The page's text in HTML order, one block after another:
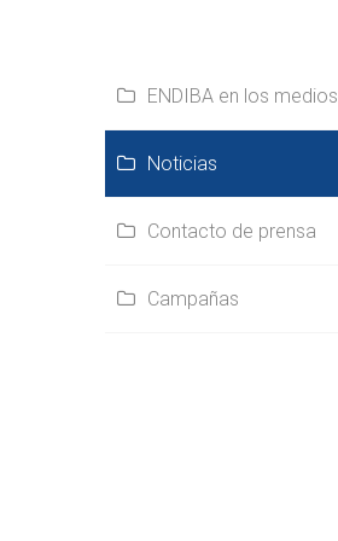
ENDIBA en los medios
Noticias
Contacto de prensa
Campañas